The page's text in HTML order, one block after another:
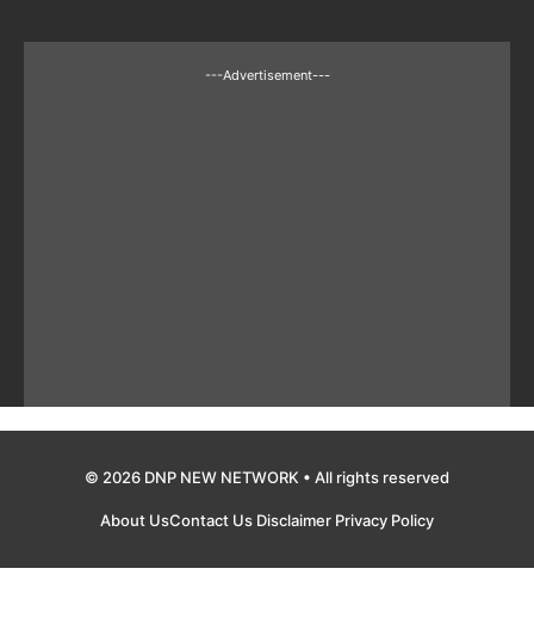
---Advertisement---
© 2026 DNP NEW NETWORK • All rights reserved
About UsContact Us Disclaimer Privacy Policy